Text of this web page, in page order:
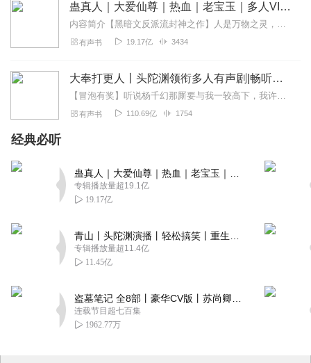
蛊真人｜大爱仙尊｜热血｜老宝玉｜多人VIP免费有声剧
内容简介【黑暗文反派流封神之作】人是万物之灵，蛊是天地真精。一个穿越者不断重生的故事。一个养蛊、炼蛊、用蛊的奇特世界。配音组（男角色）老宝玉旁白...
有声书 19.17亿 3434
大奉打更人丨头陀渊领衔多人有声剧|畅听全集|王鹤棣、田曦薇主演影视剧原著|卖报小郎君
【冒泡有奖】听说杨千幻那厮要与我一较高下，我许七安要开始装叉了！快进入声音播放页戳下方输入框，冒个泡偷偷告诉我，我要用哪些诗词才能胜过他？说得好的，有赏！202...
有声书 110.69亿 1754
经典必听
专辑播放量超19.1亿
19.17亿
专辑播放量超11.4亿
11.45亿
连载节目超七百集
1962.77万